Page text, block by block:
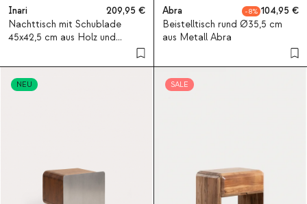
Inari
209,95
Nachttisch mit Schublade
45x42,5 cm aus Holz und
Abra 8
104,95
Beistelltisch rund Ø35,5 cm
aus Metall Abra
NEU SALE